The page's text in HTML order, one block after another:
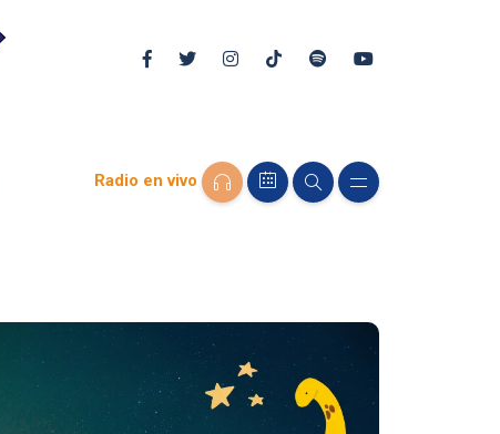
Radio en vivo